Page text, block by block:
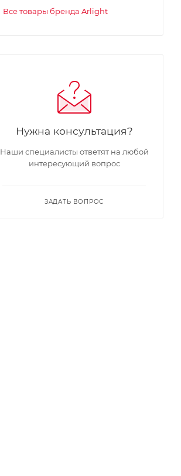
Все товары бренда Arlight
Нужна консультация?
Наши специалисты ответят на любой
интересующий вопрос
ЗАДАТЬ ВОПРОС